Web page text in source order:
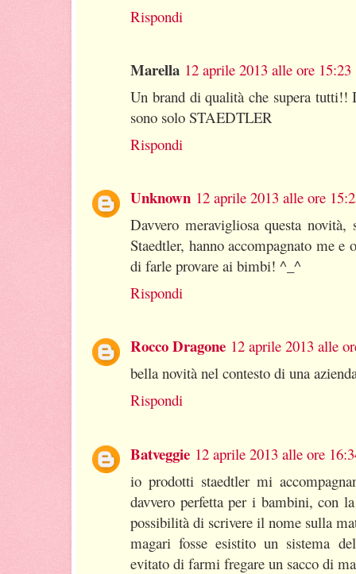
Rispondi
Marella 12 aprile 2013 alle ore 15:23
Un brand di qualità che supera
sono solo STAEDTLER
Rispondi
Unknown 12 aprile 2013 alle ore
Davvero meravigliosa questa
Staedtler, hanno accompagnato me
di farle provare ai bimbi! ^_^
Rispondi
Rocco Dragone 12 aprile 2013 alle
bella novità nel contesto di una
Rispondi
Batveggie 12 aprile 2013 alle ore
io prodotti staedtler mi
davvero perfetta per i bambini, con
possibilità di scrivere il nome sulla
magari fosse esistito un sistema
evitato di farmi fregare un sacco di